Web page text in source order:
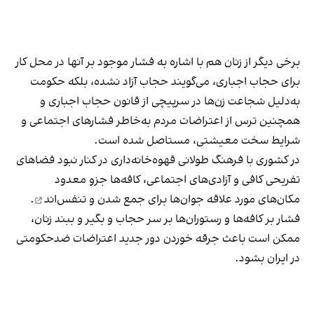
برخی دیگر از زنان هم با اشاره به فشار موجود بر آنها در محل کار
برای حجاب اجباری، می‌گویند حجاب آزاد نشده، بلکه حکومت
به‌دلیل شجاعت زن‌ها در سرپیچی از قانون حجاب اجباری و
همچنین ترس از اعتراضات مردم به‌خاطر فشارهای اجتماعی و
شرایط سخت معیشتی، مستاصل شده است.
در کشوری با فرهنگ طولانی قهوه‌‌خانه‌داری در کنار نبود فضاهای
تفریحی کافی و آزادی‌های اجتماعی، کافه‌ها جزو معدود
مکان‌های مورد علاقه جوان‌ها برای جمع شدن و تنفس‌اند
.
فشار بر کافه‌ها و رستوران‌ها بر سر حجاب و بگیر و ببند زنان،
ممکن است باعث جرقه خوردن دور جدید اعتراضات ضدحکومتی
در ایران بشود.